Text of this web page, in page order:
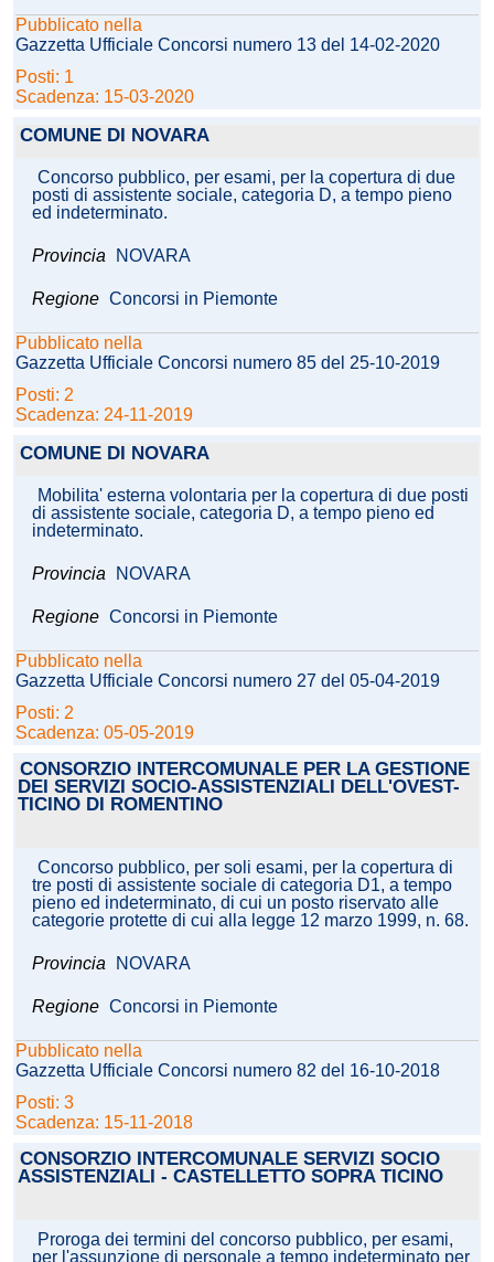
Pubblicato nella
Gazzetta Ufficiale Concorsi numero 13 del 14-02-2020
Posti: 1
Scadenza: 15-03-2020
COMUNE DI NOVARA
Concorso pubblico, per esami, per la copertura di due
posti di assistente sociale, categoria D, a tempo pieno
ed indeterminato.
Provincia NOVARA
Regione Concorsi in Piemonte
Pubblicato nella
Gazzetta Ufficiale Concorsi numero 85 del 25-10-2019
Posti: 2
Scadenza: 24-11-2019
COMUNE DI NOVARA
Mobilita' esterna volontaria per la copertura di due posti
di assistente sociale, categoria D, a tempo pieno ed
indeterminato.
Provincia NOVARA
Regione Concorsi in Piemonte
Pubblicato nella
Gazzetta Ufficiale Concorsi numero 27 del 05-04-2019
Posti: 2
Scadenza: 05-05-2019
CONSORZIO INTERCOMUNALE PER LA GESTIONE
DEI SERVIZI SOCIO-ASSISTENZIALI DELL'OVEST-
TICINO DI ROMENTINO
Concorso pubblico, per soli esami, per la copertura di
tre posti di assistente sociale di categoria D1, a tempo
pieno ed indeterminato, di cui un posto riservato alle
categorie protette di cui alla legge 12 marzo 1999, n. 68.
Provincia NOVARA
Regione Concorsi in Piemonte
Pubblicato nella
Gazzetta Ufficiale Concorsi numero 82 del 16-10-2018
Posti: 3
Scadenza: 15-11-2018
CONSORZIO INTERCOMUNALE SERVIZI SOCIO
ASSISTENZIALI - CASTELLETTO SOPRA TICINO
Proroga dei termini del concorso pubblico, per esami,
per l'assunzione di personale a tempo indeterminato per